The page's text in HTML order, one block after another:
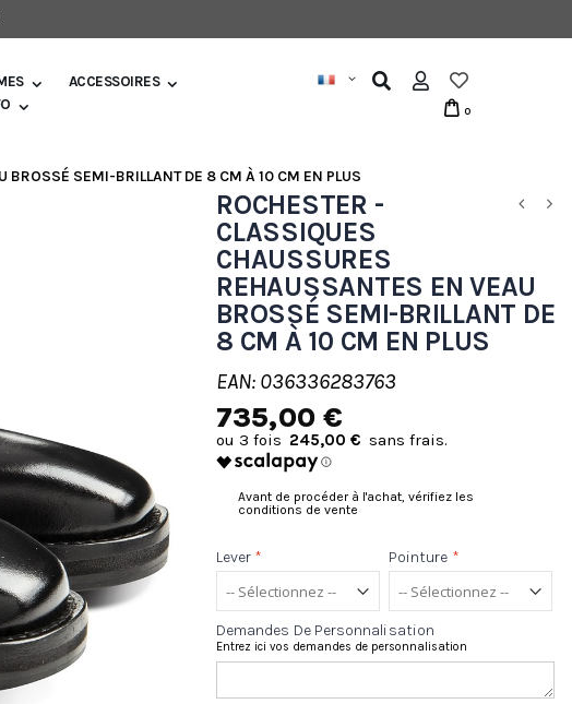
ACCESSOIRES
0
BROSSÉ SEMI-BRILLANT DE 8 CM À 10 CM EN PLUS
ROCHESTER -
CLASSIQUES
CHAUSSURES
REHAUSSANTES EN VEAU
BROSSÉ SEMI-BRILLANT DE
8 CM À 10 CM EN PLUS
EAN: 036336283763
735,00 €
245,00 €
Avant de procéder à l'achat, vérifiez les
conditions de vente
Lever * Pointure *
Demandes De Personnalisation
Entrez ici vos demandes de personnalisation